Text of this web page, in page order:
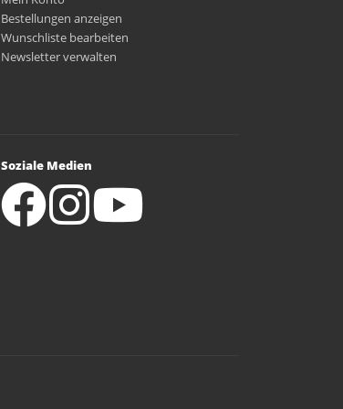
Bestellungen anzeigen
Wunschliste bearbeiten
Newsletter verwalten
Soziale Medien